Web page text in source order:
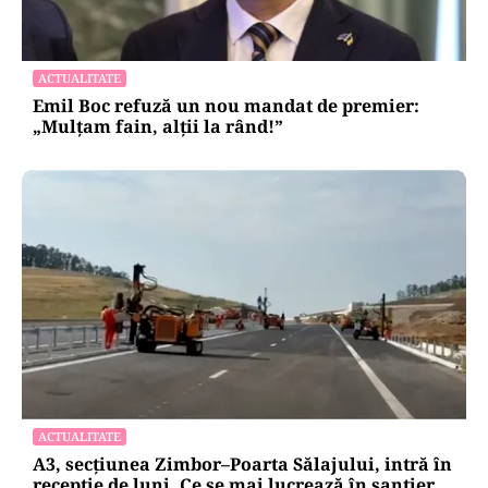
ACTUALITATE
Emil Boc refuză un nou mandat de premier:
„Mulțam fain, alții la rând!”
ACTUALITATE
A3, secțiunea Zimbor–Poarta Sălajului, intră în